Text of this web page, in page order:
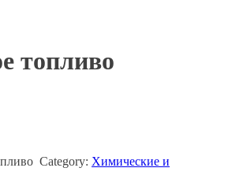
топливо
Category: Химические и